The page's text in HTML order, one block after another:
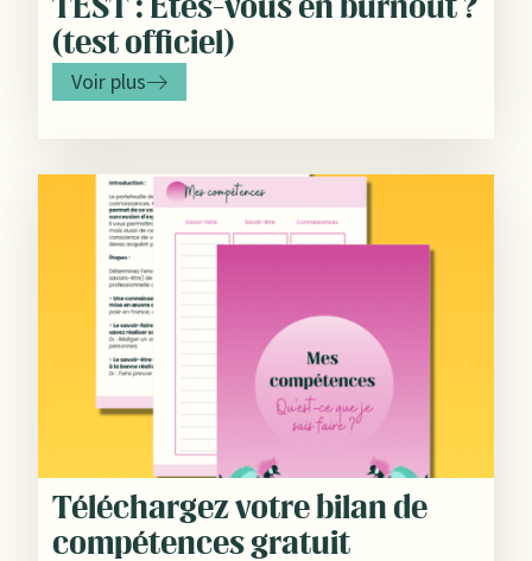
TEST : Êtes-vous en burnout ?
(test officiel)
Voir plus
Téléchargez votre bilan de
compétences gratuit